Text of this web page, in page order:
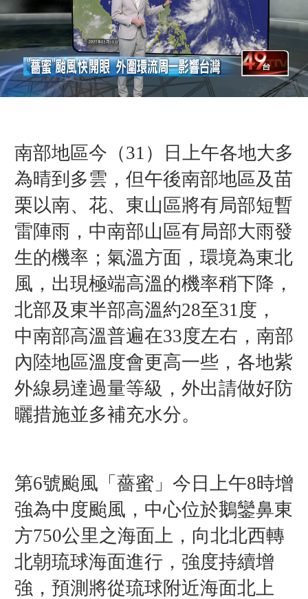
南部地區今（31）日上午各地大多
為晴到多雲，但午後南部地區及苗
栗以南、花、東山區將有局部短暫
雷陣雨，中南部山區有局部大雨發
生的機率；氣溫方面，環境為東北
風，出現極端高溫的機率稍下降，
北部及東半部高溫約28至31度，
中南部高溫普遍在33度左右，南部
內陸地區溫度會更高一些，各地紫
外線易達過量等級，外出請做好防
曬措施並多補充水分。
第6號颱風「薔蜜」 今日上午8時增
強為中度颱風，中心位於鵝鑾鼻東
方750公里之海面上，向北北西轉
北朝琉球海面進行，強度持續增
強，預測將從琉球附近海面北上